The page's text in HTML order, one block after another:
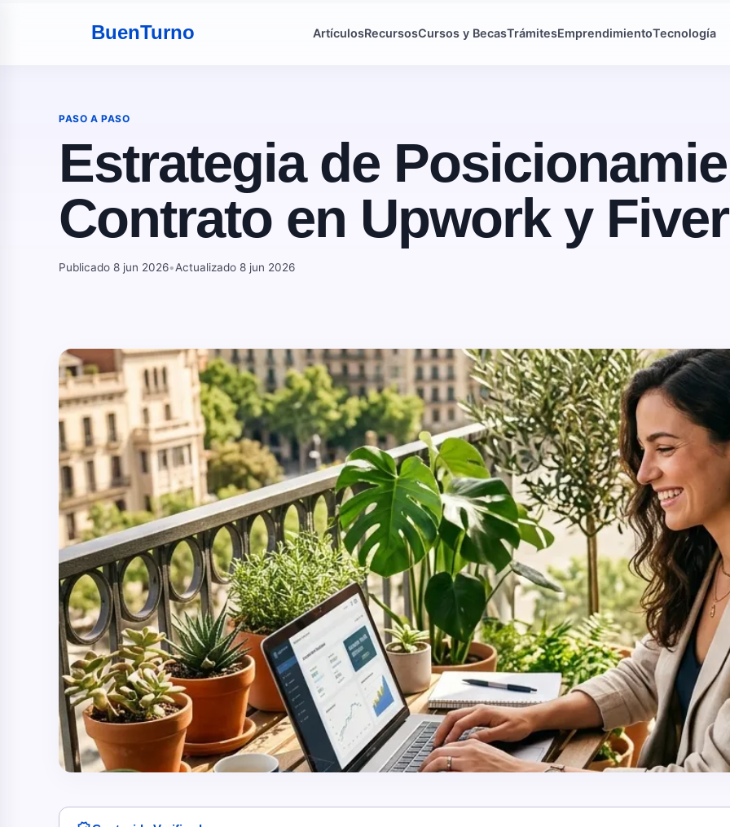
BuenTurno ArtículosRecursosCursos y BecasTrámitesEmprendimientoTecnología
PASO A PASO
Estrategia de
Contrato en Upwork y
Publicado 8 jun 2026•Actualizado 8 jun 2026